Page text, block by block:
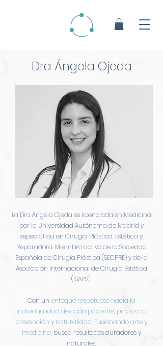
Dra Ángela Ojeda
La Dra Ángela Ojeda es licenciada en Medicina
por la Universidad Autónoma de Madrid y
especialista en Cirugía Plástica, Estética y
Reparadora. Miembro activo de la Sociedad
Española de Cirugía Plástica (SECPRE) y de la
Asociación Internacional de Cirugía Estética
(ISAPS).
Con un enfoque respetuoso hacia la
individualidad de cada paciente, prioriza la
prevención y naturalidad. Fusionando arte y
medicina, busca resultados duraderos y
naturales.